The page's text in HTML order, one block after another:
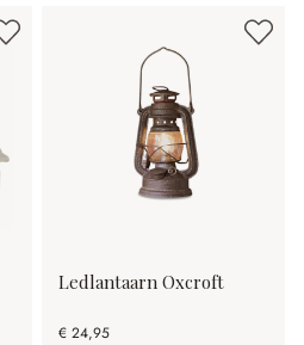
Ledlantaarn Oxcroft
€ 24,95